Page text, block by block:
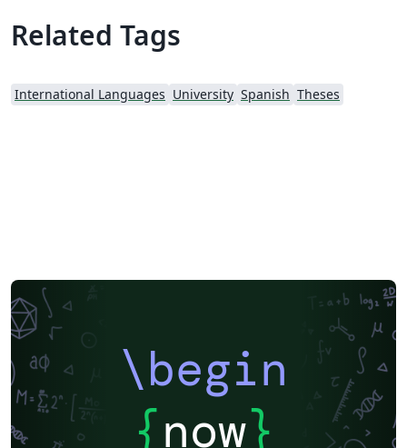
Related Tags
International Languages University Spanish Theses
\begin
{now}